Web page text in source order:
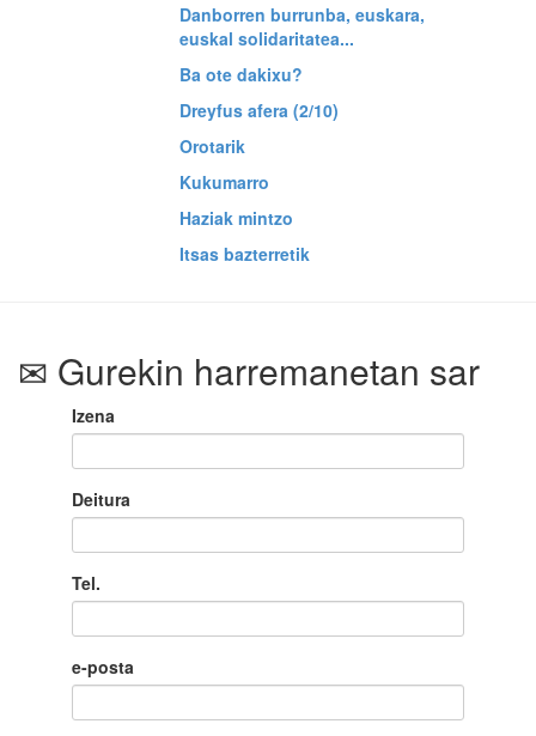
Danborren burrunba, euskara,
euskal solidaritatea...
Ba ote dakixu?
Dreyfus afera (2/10)
Orotarik
Kukumarro
Haziak mintzo
Itsas bazterretik
Gurekin harremanetan sar
Izena
Deitura
Tel.
e-posta